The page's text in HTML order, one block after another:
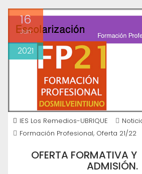
16
Jun
2021
IES Los Remedios-UBRIQUE
Formación Profesional, Oferta 21/22
OFERTA FORMATIVA Y
ADMISIÓN.